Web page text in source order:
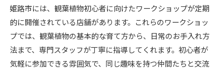
姫路市には、観葉植物初心者に向けたワークショップが定期
的に開催されている店舗があります。これらのワークショッ
プでは、観葉植物の基本的な育て方から、日常のお手入れ方
法まで、専門スタッフが丁寧に指導してくれます。初心者が
気軽に参加できる雰囲気で、同じ趣味を持つ仲間たちと交流